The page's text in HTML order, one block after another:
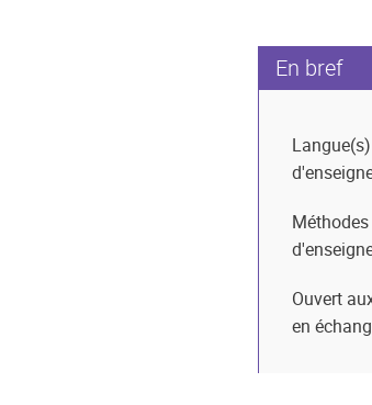
En bref
Langue(s)
Méthodes
Ouvert
en